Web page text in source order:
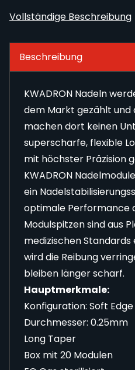
Vollständige Beschreibung
Beschreibung
KWADRON Nadeln
dem Markt gezählt und
machen dort keinen
superscharfe, flexible
mit höchster Präzision
KWADRON
ein
optimale Performance
Modulspitzen sind aus
medizischen
wird die Reibung
bleiben länger scharf.
Hauptmerkmale:
Konfiguration: Soft
Durchmesser: 0.25mm
Long Taper
Box mit 20 Modulen